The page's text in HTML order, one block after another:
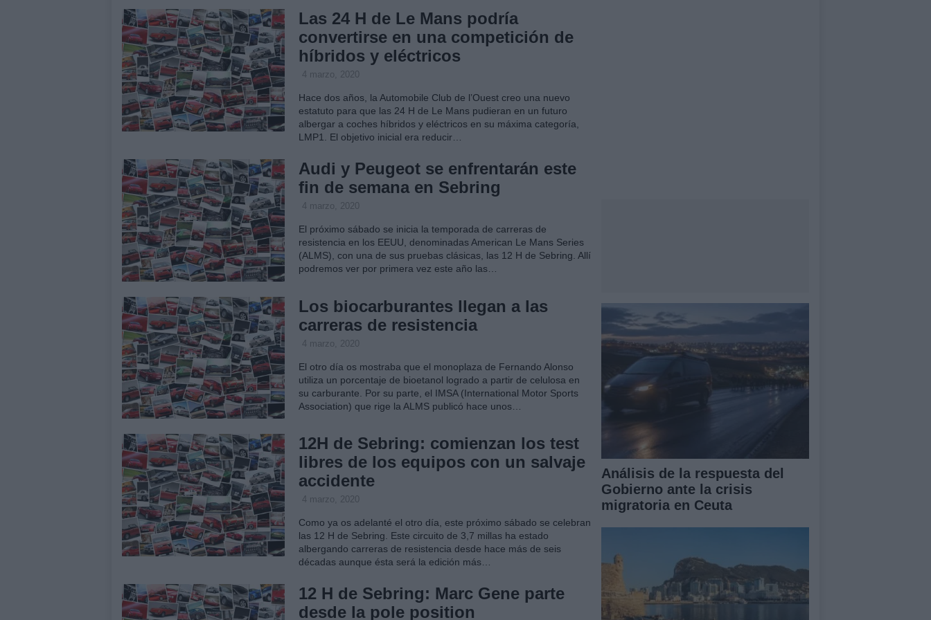
Las 24 H de Le Mans podría
convertirse en una competición de
híbridos y eléctricos
4 marzo, 2020
Hace dos años, la Automobile Club de l’Ouest creo una nuevo
estatuto para que las 24 H de Le Mans pudieran en un futuro
albergar a coches híbridos y eléctricos en su máxima categoría,
LMP1. El objetivo inicial era reducir…
Audi y Peugeot se enfrentarán este
fin de semana en Sebring
4 marzo, 2020
El próximo sábado se inicia la temporada de carreras de
resistencia en los EEUU, denominadas American Le Mans Series
(ALMS), con una de sus pruebas clásicas, las 12 H de Sebring. Allí
podremos ver por primera vez este año las…
Los biocarburantes llegan a las
carreras de resistencia
4 marzo, 2020
El otro día os mostraba que el monoplaza de Fernando Alonso
utiliza un porcentaje de bioetanol logrado a partir de celulosa en
su carburante. Por su parte, el IMSA (International Motor Sports
Association) que rige la ALMS publicó hace unos…
12H de Sebring: comienzan los test
libres de los equipos con un salvaje
accidente
4 marzo, 2020
Como ya os adelanté el otro día, este próximo sábado se celebran
las 12 H de Sebring. Este circuito de 3,7 millas ha estado
albergando carreras de resistencia desde hace más de seis
décadas aunque ésta será la edición más…
12 H de Sebring: Marc Gene parte
desde la pole position
Análisis de la respuesta del
Gobierno ante la crisis
migratoria en Ceuta